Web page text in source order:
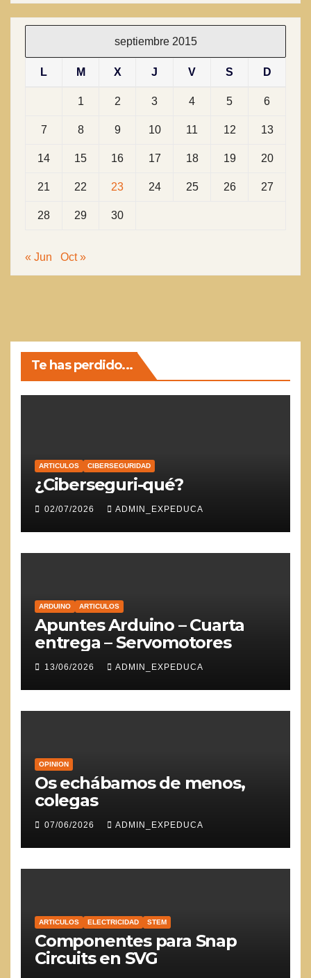
septiembre 2015
L M X J V S D
1 2 3 4 5 6
7 8 9 10 11 12 13
14 15 16 17 18 19 20
21 22 23 24 25 26 27
28 29 30
« Jun Oct »
Te has perdido...
ARTICULOS CIBERSEGURIDAD
¿Ciberseguri-qué?
02/07/2026 ADMIN_EXPEDUCA
ARDUINO ARTICULOS
Apuntes Arduino – Cuarta
entrega – Servomotores
13/06/2026 ADMIN_EXPEDUCA
OPINION
Os echábamos de menos,
colegas
07/06/2026 ADMIN_EXPEDUCA
ARTICULOS ELECTRICIDAD STEM
Componentes para Snap
Circuits en SVG